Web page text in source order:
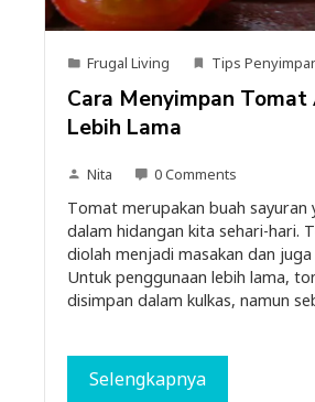
Frugal Living Tips
Cara Menyimpan Tomat
Lebih Lama
Nita 0 Comments
Tomat merupakan buah sayuran
dalam hidangan kita sehari-hari.
diolah menjadi masakan dan juga
Untuk penggunaan lebih lama,
disimpan dalam kulkas, namun
Selengkapnya